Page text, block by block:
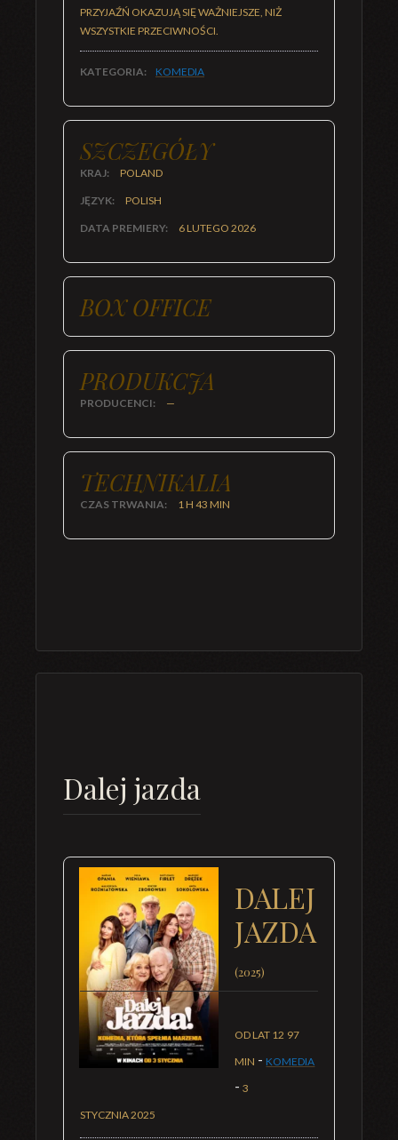
PRZYJAŹŃ OKAZUJĄ SIĘ WAŻNIEJSZE, NIŻ
WSZYSTKIE PRZECIWNOŚCI.
KATEGORIA: KOMEDIA
SZCZEGÓŁY
KRAJ: POLAND
JĘZYK: POLISH
DATA PREMIERY: 6 LUTEGO 2026
BOX OFFICE
PRODUKCJA
PRODUCENCI: —
TECHNIKALIA
CZAS TRWANIA: 1 H 43 MIN
Dalej jazda
DALEJ
JAZDA
(2025)
OD LAT 12 97
MIN - KOMEDIA
-3
STYCZNIA 2025